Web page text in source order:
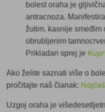
bolest oraha je
antracnoza.
žutim, kasnije smeđim
obrubljenim
Prikladan sprej je
Ako želite saznati više o
pročitajte naš članak:
Uzgoj oraha je